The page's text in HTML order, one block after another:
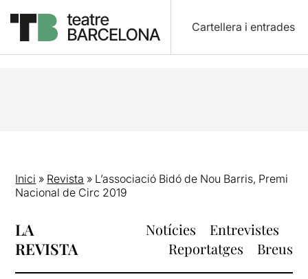
Cartellera i entrades
Inici » Revista » L’associació Bidó de Nou Barris, Premi
Nacional de Circ 2019
LA
REVISTA
Notícies
Entrevistes
Reportatges
Breus